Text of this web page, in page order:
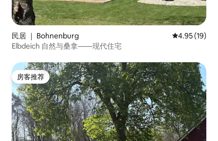
民居 ｜ Bohnenburg 平均评分
4.95 (19)
Elbdeich 自然与桑拿——现代住宅
房客推荐
房客推荐